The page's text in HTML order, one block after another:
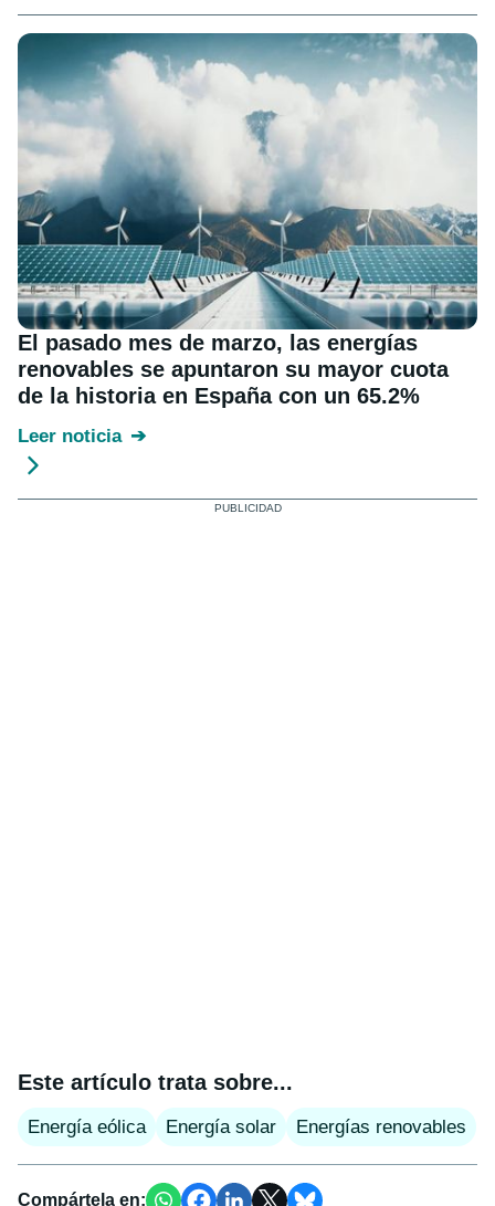
El pasado mes de marzo, las energías
renovables se apuntaron su mayor cuota
de la historia en España con un 65.2%
Leer noticia
Este artículo trata sobre...
Energía eólica Energía solar Energías renovables
Compártela en: